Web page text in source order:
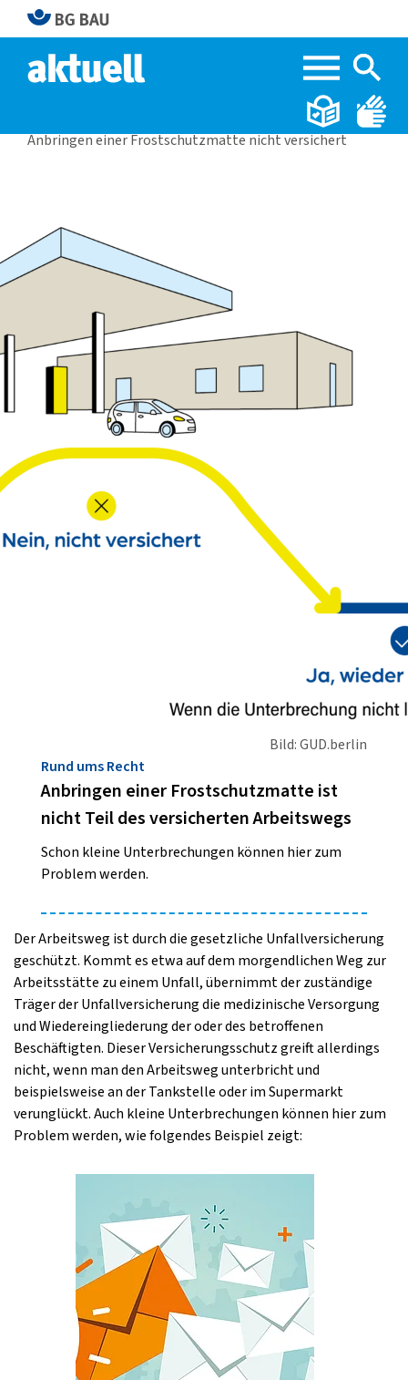
Anbringen einer Frostschutzmatte nicht versichert
Bild: GUD.berlin
Rund ums Recht
Anbringen einer Frostschutzmatte ist
nicht Teil des versicherten Arbeitswegs
Schon kleine Unterbrechungen können hier zum
Problem werden.
Der Arbeitsweg ist durch die gesetzliche Unfallversicherung
geschützt. Kommt es etwa auf dem morgendlichen Weg zur
Arbeitsstätte zu einem Unfall, übernimmt der zuständige
Träger der Unfallversicherung die medizinische Versorgung
und Wiedereingliederung der oder des betroffenen
Beschäftigten. Dieser Versicherungsschutz greift allerdings
nicht, wenn man den Arbeitsweg unterbricht und
beispielsweise an der Tankstelle oder im Supermarkt
verunglückt. Auch kleine Unterbrechungen können hier zum
Problem werden, wie folgendes Beispiel zeigt: